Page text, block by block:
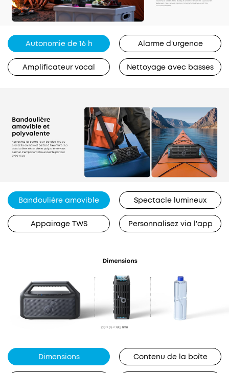
Autonomie de 16 h Alarme d'urgence
Amplificateur vocal Nettoyage avec basses
Bandoulière amovible Spectacle lumineux
Appairage TWS Personnalisez via l'app
Dimensions Contenu de la boîte